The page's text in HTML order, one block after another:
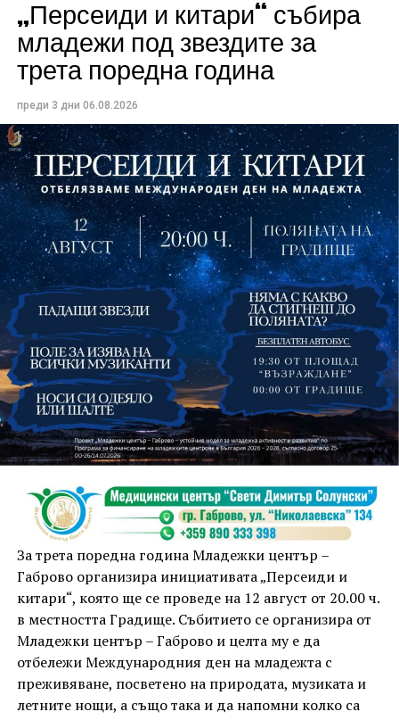
Всички събития ще се проведат в парк „Максим
Райкович“, срещу часовниковата кула, с вход
свободен. Програмата ще започне на 12 август с
изпълнители GoGo, Toria, ZoV & Vakavliev.
На 13 август организаторите са предвидили
занимания и за здрав дух, и за здраво тяло.
Инструкторката по пилатес и йога Йоанна Петрова
от FitLab ще се погрижи за добрия тонус с групова
тренировка от 19.00 ч., а след това ще има мозъчна
атака с куиз вечер за обща култура. Вечерта ще
приключи с прожекция на новия български
комедиен филм „Брънч за начинаещи“ – в парка,
под звездното дряновско небе.
„Персеиди и китари“ събира
младежи под звездите за
трета поредна година
преди 3 дни 06.08.2026
За трета поредна година Младежки център –
Габрово организира инициативата „Персеиди и
китари“, която ще се проведе на 12 август от 20.00 ч.
в местността Градище. Събитието се организира от
Младежки център – Габрово и целта му е да
отбележи Международния ден на младежта с
преживяване, посветено на природата, музиката и
летните нощи, а също така и да напомни колко са